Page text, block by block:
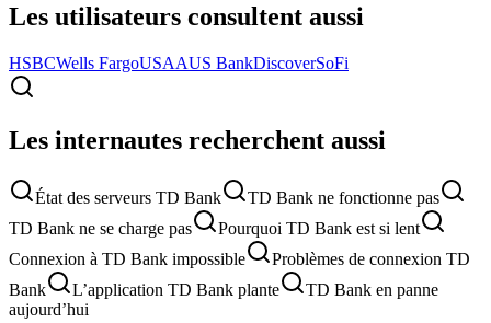
Les utilisateurs consultent aussi
HSBCWells FargoUSAAUS BankDiscoverSoFi
Les internautes recherchent aussi
État des serveurs TD Bank
TD Bank ne fonctionne pas
TD Bank ne se charge pas
Pourquoi TD Bank est si lent
Connexion à TD Bank impossible
Problèmes de connexion TD
Bank
L’application TD Bank plante
TD Bank en panne
aujourd’hui